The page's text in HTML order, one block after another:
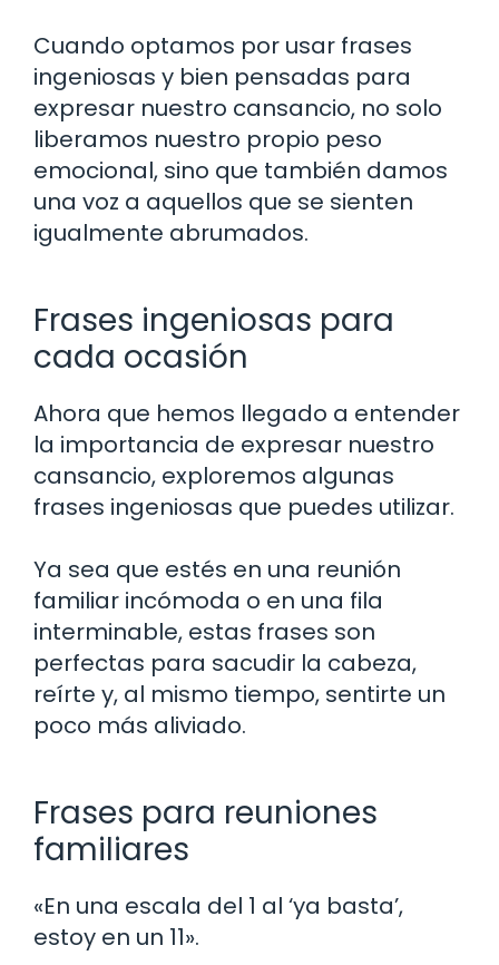
Cuando optamos por usar frases
ingeniosas y bien pensadas para
expresar nuestro cansancio, no solo
liberamos nuestro propio peso
emocional, sino que también damos
una voz a aquellos que se sienten
igualmente abrumados.
Frases ingeniosas para
cada ocasión
Ahora que hemos llegado a entender
la importancia de expresar nuestro
cansancio, exploremos algunas
frases ingeniosas que puedes utilizar.
Ya sea que estés en una reunión
familiar incómoda o en una fila
interminable, estas frases son
perfectas para sacudir la cabeza,
reírte y, al mismo tiempo, sentirte un
poco más aliviado.
Frases para reuniones
familiares
«En una escala del 1 al ‘ya basta’,
estoy en un 11».